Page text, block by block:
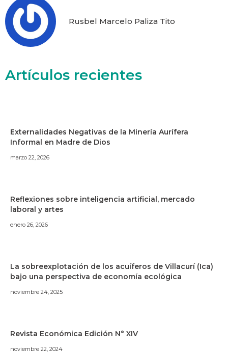
Rusbel Marcelo Paliza Tito
Artículos recientes
Externalidades Negativas de la Minería Aurífera
Informal en Madre de Dios
marzo 22, 2026
Reflexiones sobre inteligencia artificial, mercado
laboral y artes
enero 26, 2026
La sobreexplotación de los acuíferos de Villacurí (Ica)
bajo una perspectiva de economía ecológica
noviembre 24, 2025
Revista Económica Edición N° XIV
noviembre 22, 2024